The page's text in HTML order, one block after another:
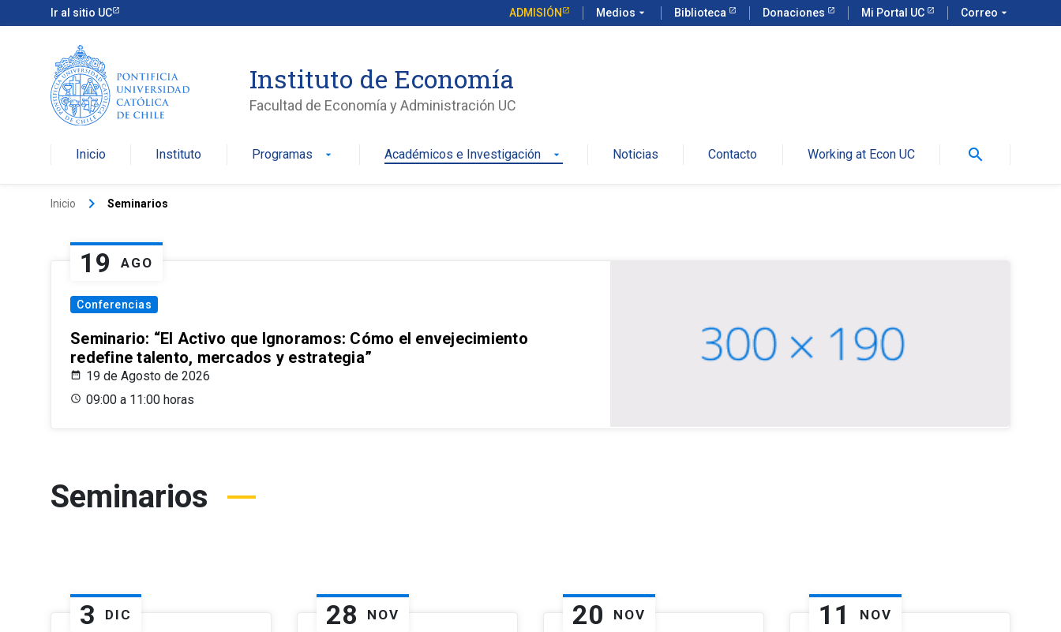
Ir al sitio UC ADMISIÓN Medios arrow_drop_down Biblioteca Donaciones Mi Portal UC Correo arrow_drop_down
Instituto de Economía
Facultad de Economía y Administración UC
Inicio Instituto Programas arrow_drop_down Académicos e Investigación arrow_drop_down Noticias Contacto Working at Econ UC search
Inicio keyboard_arrow_right Seminarios
19 AGO
Conferencias
Seminario: “El Activo que Ignoramos: Cómo el envejecimiento
redefine talento, mercados y estrategia”
19 de Agosto de 2026
09:00 a 11:00 horas
Seminarios
3 DIC 28 NOV 20 NOV 11 NOV